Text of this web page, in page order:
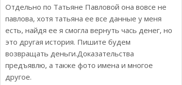
Отдельно по Татьяне Павловой она вовсе не
павлова, хотя татьяна ее все данные у меня
есть, найдя ее я смогла вернуть чась денег, но
это другая история. Пишите будем
возвращать деньги.Доказательства
предъявлю, а также фото имена и многое
другое.